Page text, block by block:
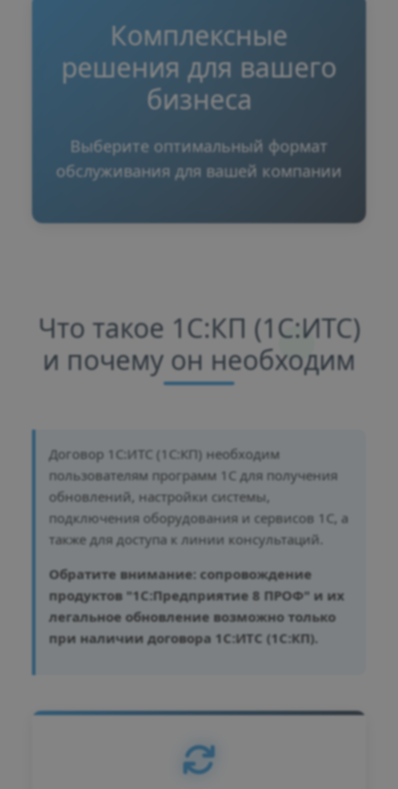
Комплексные
решения для вашего
бизнеса
Выберите оптимальный формат
обслуживания для вашей компании
Что такое 1С:КП (1С:ИТС)
и почему он необходим
Договор 1С:ИТС (1С:КП) необходим
пользователям программ 1С для получения
обновлений, настройки системы,
подключения оборудования и сервисов 1С, а
также для доступа к линии консультаций.
Обратите внимание: сопровождение
продуктов "1С:Предприятие 8 ПРОФ" и их
легальное обновление возможно только
при наличии договора 1С:ИТС (1С:КП).